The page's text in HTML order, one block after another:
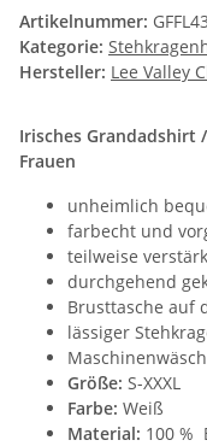
Artikelnummer:
Kategorie:
Hersteller: Lee Valley
Irisches Grandadshirt
Frauen
unheimlich
farbecht und
teilweise
durchgehend
Brusttasche auf
lässiger
Größe: S-XXXL
Farbe: Weiß
Material: 100 %